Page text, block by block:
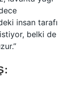
insan tarafı
belki de